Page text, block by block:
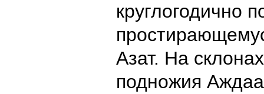
круглогодично
Азат. На
подножия